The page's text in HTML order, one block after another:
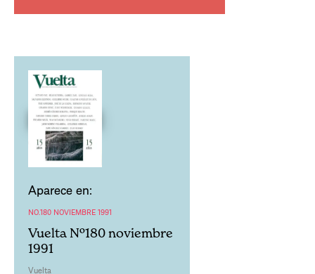
Aparece en:
NO.180 NOVIEMBRE 1991
Vuelta Nº180 noviembre
1991
Vuelta